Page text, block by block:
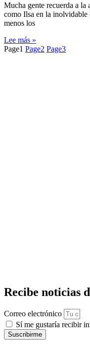
Mucha gente recuerda a la
como Ilsa en la inolvidable
menos los
Lee más »
Page1 Page2 Page3
Recibe noticias
Correo electrónico
Sí me gustaría recibir
Suscribirme